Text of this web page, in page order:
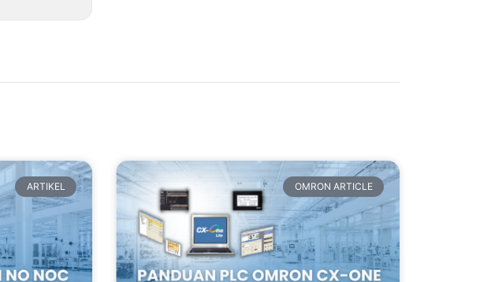
ARTIKEL OMRON ARTICLE